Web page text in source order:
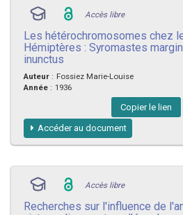
Accès libre
Les hétérochromosomes chez
Hémiptères : Syromastes
inunctus
Auteur : Fossiez Marie-Louise
Année : 1936
Copier le lien
Accéder au document
Accès libre
Recherches sur l'influence de